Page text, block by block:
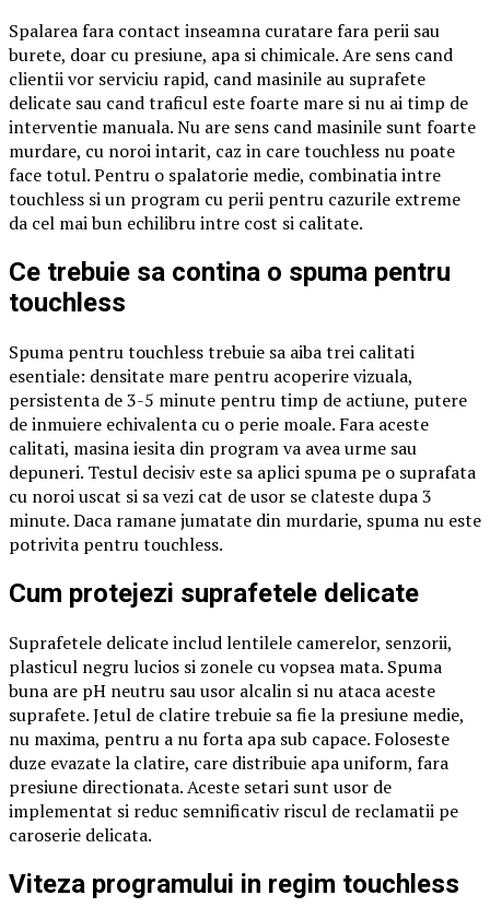
Spalarea fara contact inseamna curatare fara perii sau
burete, doar cu presiune, apa si chimicale. Are sens cand
clientii vor serviciu rapid, cand masinile au suprafete
delicate sau cand traficul este foarte mare si nu ai timp de
interventie manuala. Nu are sens cand masinile sunt foarte
murdare, cu noroi intarit, caz in care touchless nu poate
face totul. Pentru o spalatorie medie, combinatia intre
touchless si un program cu perii pentru cazurile extreme
da cel mai bun echilibru intre cost si calitate.
Ce trebuie sa contina o spuma pentru
touchless
Spuma pentru touchless trebuie sa aiba trei calitati
esentiale: densitate mare pentru acoperire vizuala,
persistenta de 3-5 minute pentru timp de actiune, putere
de inmuiere echivalenta cu o perie moale. Fara aceste
calitati, masina iesita din program va avea urme sau
depuneri. Testul decisiv este sa aplici spuma pe o suprafata
cu noroi uscat si sa vezi cat de usor se clateste dupa 3
minute. Daca ramane jumatate din murdarie, spuma nu este
potrivita pentru touchless.
Cum protejezi suprafetele delicate
Suprafetele delicate includ lentilele camerelor, senzorii,
plasticul negru lucios si zonele cu vopsea mata. Spuma
buna are pH neutru sau usor alcalin si nu ataca aceste
suprafete. Jetul de clatire trebuie sa fie la presiune medie,
nu maxima, pentru a nu forta apa sub capace. Foloseste
duze evazate la clatire, care distribuie apa uniform, fara
presiune directionata. Aceste setari sunt usor de
implementat si reduc semnificativ riscul de reclamatii pe
caroserie delicata.
Viteza programului in regim touchless